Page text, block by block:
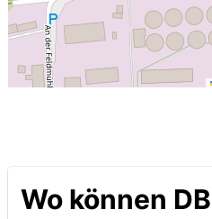
Wo können